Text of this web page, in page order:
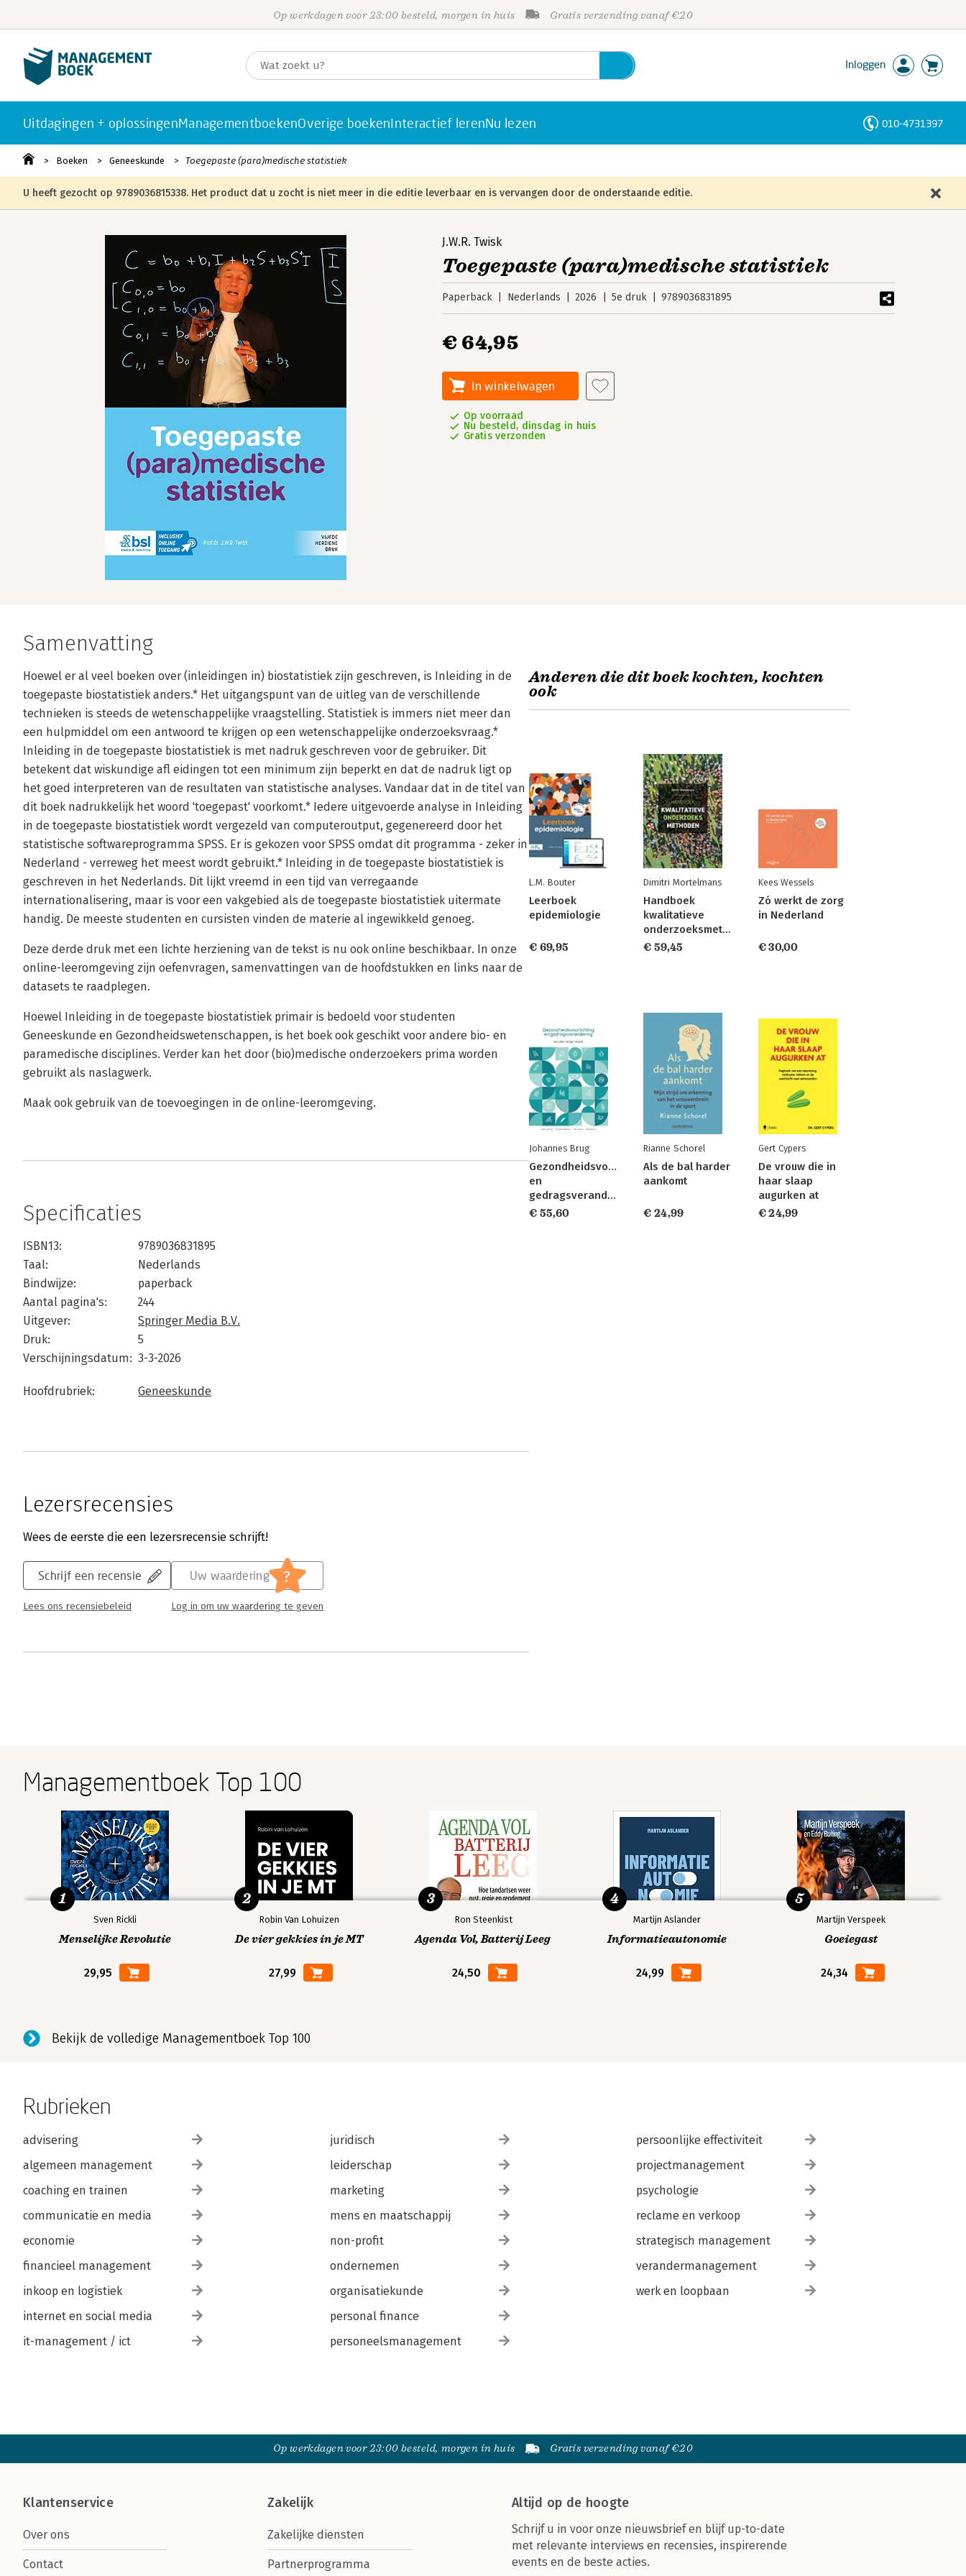
Op werkdagen voor 23:00 besteld, morgen in huis Gratis verzending vanaf €20
Inloggen
Uitdagingen + oplossingenManagementboekenOverige boekenInteractief lerenNu lezen 010-4731397
Boeken Geneeskunde Toegepaste (para)medische statistiek
U heeft gezocht op 9789036815338. Het product dat u zocht is niet meer in die editie leverbaar en is vervangen door de onderstaande editie.
J.W.R. Twisk
Toegepaste (para)medische statistiek
Paperback Nederlands 2026 5e druk 9789036831895
€ 64,95
In winkelwagen
Op voorraad
Nu besteld, dinsdag in huis
Gratis verzonden
Samenvatting
Hoewel er al veel boeken over (inleidingen in) biostatistiek zijn geschreven, is Inleiding in de
toegepaste biostatistiek anders.* Het uitgangspunt van de uitleg van de verschillende
technieken is steeds de wetenschappelijke vraagstelling. Statistiek is immers niet meer dan
een hulpmiddel om een antwoord te krijgen op een wetenschappelijke onderzoeksvraag.*
Inleiding in de toegepaste biostatistiek is met nadruk geschreven voor de gebruiker. Dit
betekent dat wiskundige afl eidingen tot een minimum zijn beperkt en dat de nadruk ligt op
het goed interpreteren van de resultaten van statistische analyses. Vandaar dat in de titel van
dit boek nadrukkelijk het woord 'toegepast' voorkomt.* Iedere uitgevoerde analyse in Inleiding
in de toegepaste biostatistiek wordt vergezeld van computeroutput, gegenereerd door het
statistische softwareprogramma SPSS. Er is gekozen voor SPSS omdat dit programma - zeker in
Nederland - verreweg het meest wordt gebruikt.* Inleiding in de toegepaste biostatistiek is
geschreven in het Nederlands. Dit lijkt vreemd in een tijd van verregaande
internationalisering, maar is voor een vakgebied als de toegepaste biostatistiek uitermate
handig. De meeste studenten en cursisten vinden de materie al ingewikkeld genoeg.
Deze derde druk met een lichte herziening van de tekst is nu ook online beschikbaar. In onze
online-leeromgeving zijn oefenvragen, samenvattingen van de hoofdstukken en links naar de
datasets te raadplegen.
Hoewel Inleiding in de toegepaste biostatistiek primair is bedoeld voor studenten
Geneeskunde en Gezondheidswetenschappen, is het boek ook geschikt voor andere bio- en
paramedische disciplines. Verder kan het door (bio)medische onderzoekers prima worden
gebruikt als naslagwerk.
Maak ook gebruik van de toevoegingen in de online-leeromgeving.
Specificaties
ISBN13:
9789036831895
Taal:
Nederlands
Bindwijze:
paperback
Aantal pagina's:
244
Uitgever:
Springer Media B.V.
Druk:
5
Verschijningsdatum: 3-3-2026
Hoofdrubriek: Geneeskunde
Lezersrecensies
Wees de eerste die een lezersrecensie schrijft!
Schrijf een recensie
Lees ons recensiebeleid
Uw waardering ?
Log in om uw waardering te geven
Anderen die dit boek kochten, kochten
ook
L.M. Bouter
Leerboek
epidemiologie
€ 69,95
Dimitri Mortelmans
Handboek
kwalitatieve
onderzoeksmethoden
€ 59,45
Kees Wessels
Zó werkt de zorg
in Nederland
€ 30,00
Johannes Brug
Gezondheidsvoorlichting
en
gedragsverandering
€ 55,60
Rianne Schorel
Als de bal harder
aankomt
€ 24,99
Gert Cypers
De vrouw die in
haar slaap
augurken at
€ 24,99
Managementboek Top 100
Sven Rickli
Menselijke Revolutie
29,95
1
Robin Van Lohuizen
De vier gekkies in je MT
27,99
2
Ron Steenkist
Agenda Vol, Batterij Leeg
24,50
3
Martijn Aslander
Informatieautonomie
24,99
4
Martijn Verspeek
Goeiegast
24,34
5
Bekijk de volledige Managementboek Top 100
Rubrieken
advisering
algemeen management
coaching en trainen
communicatie en media
economie
financieel management
inkoop en logistiek
internet en social media
it-management / ict
juridisch
leiderschap
marketing
mens en maatschappij
non-profit
ondernemen
organisatiekunde
personal finance
personeelsmanagement
persoonlijke effectiviteit
projectmanagement
psychologie
reclame en verkoop
strategisch management
verandermanagement
werk en loopbaan
Op werkdagen voor 23:00 besteld, morgen in huis Gratis verzending vanaf €20
Klantenservice
Over ons
Contact
Zakelijk
Zakelijke diensten
Partnerprogramma
Altijd op de hoogte
Schrijf u in voor onze nieuwsbrief en blijf up-to-date
met relevante interviews en recensies, inspirerende
events en de beste acties.
Personen
Trefwoorden